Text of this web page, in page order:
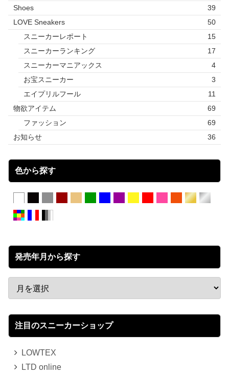
Shoes
39
LOVE Sneakers
50
スニーカーレポート
15
スニーカーランキング
17
スニーカーマニアックス
4
お宝スニーカー
3
エイプリルフール
11
物欲アイテム
69
ファッション
69
お知らせ
36
色から探す
発売年月から探す
注目のスニーカーショップ
LOWTEX
LTD online